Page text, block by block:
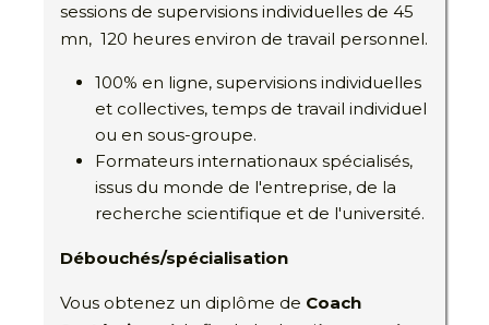
sessions de supervisions individuelles de 45
mn, 120 heures environ de travail personnel.
100% en ligne, supervisions individuelles
et collectives, temps de travail individuel
ou en sous-groupe.
Formateurs internationaux spécialisés,
issus du monde de l'entreprise, de la
recherche scientifique et de l'université.
Débouchés/spécialisation
Vous obtenez un diplôme de Coach